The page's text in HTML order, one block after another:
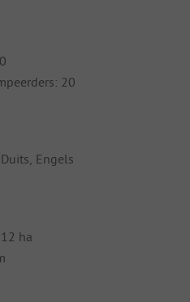
20
Engels
ha